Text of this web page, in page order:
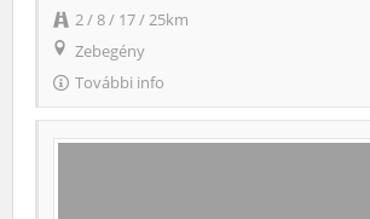
2 / 8 / 17 / 25km
Zebegény
További info